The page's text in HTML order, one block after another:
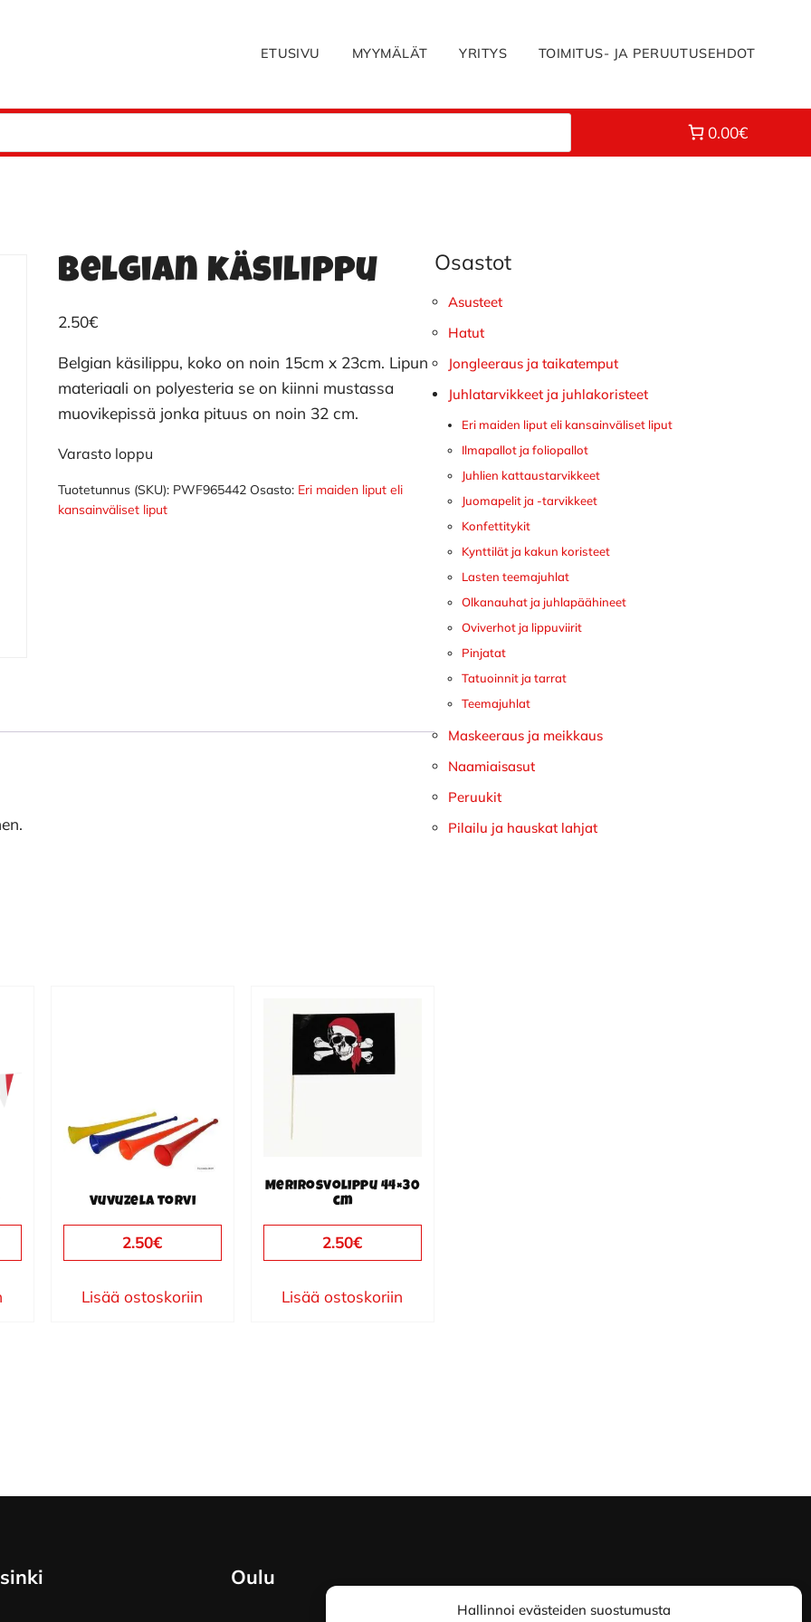
Hallinnoi evästeiden suostumusta
ETUSIVU MYYMÄLÄT YRITYS TOIMITUS- JA PERUUTUSEHDOT
0.00€
Belgian käsilippu
2.50€
Belgian käsilippu, koko on noin 15cm x 23cm. Lipun
materiaali on polyesteria se on kiinni mustassa
muovikepissä jonka pituus on noin 32 cm.
Varasto loppu
Tuotetunnus (SKU): PWF965442 Osasto: Eri maiden liput eli
kansainväliset liput
Vuvuzela torvi
2.50€
Lisää ostoskoriin
Merirosvolippu 44×30
cm
2.50€
Lisää ostoskoriin
Ensisijainen
sivupalkki
Osastot
Asusteet
Hatut
Jongleeraus ja taikatemput
Juhlatarvikkeet ja juhlakoristeet
Eri maiden liput eli kansainväliset liput
Ilmapallot ja foliopallot
Juhlien kattaustarvikkeet
Juomapelit ja -tarvikkeet
Konfettitykit
Kynttilät ja kakun koristeet
Lasten teemajuhlat
Olkanauhat ja juhlapäähineet
Oviverhot ja lippuviirit
Pinjatat
Tatuoinnit ja tarrat
Teemajuhlat
Maskeeraus ja meikkaus
Naamiaisasut
Peruukit
Pilailu ja hauskat lahjat
Oulu